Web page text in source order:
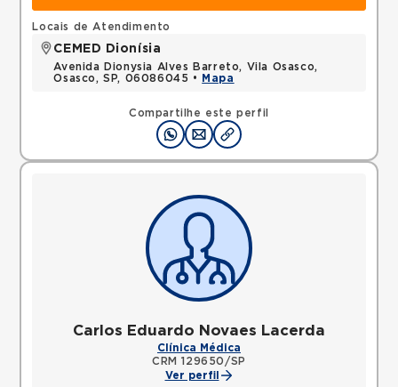
Compartilhe este perfil
Locais de Atendimento
CEMED Dionísia
Avenida Dionysia Alves Barreto, Vila Osasco,
Osasco, SP, 06086045 •
Mapa
Carlos Eduardo Novaes Lacerda
Clínica Médica
CRM 129650/SP
Ver perfil